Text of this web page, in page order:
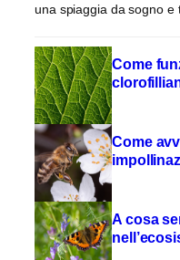
una spiaggia da sogno e
Come
Come
A cosa